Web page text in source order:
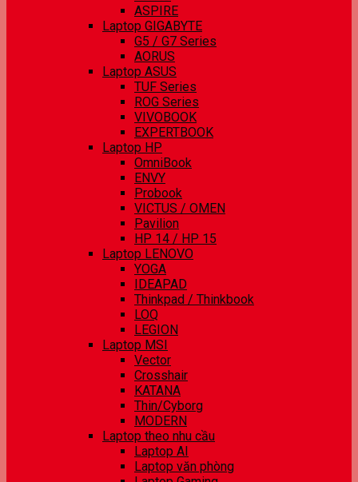
ASPIRE
Laptop GIGABYTE
G5 / G7 Series
AORUS
Laptop ASUS
TUF Series
ROG Series
VIVOBOOK
EXPERTBOOK
Laptop HP
OmniBook
ENVY
Probook
VICTUS / OMEN
Pavilion
HP 14 / HP 15
Laptop LENOVO
YOGA
IDEAPAD
Thinkpad / Thinkbook
LOQ
LEGION
Laptop MSI
Vector
Crosshair
KATANA
Thin/Cyborg
MODERN
Laptop theo nhu cầu
Laptop AI
Laptop văn phòng